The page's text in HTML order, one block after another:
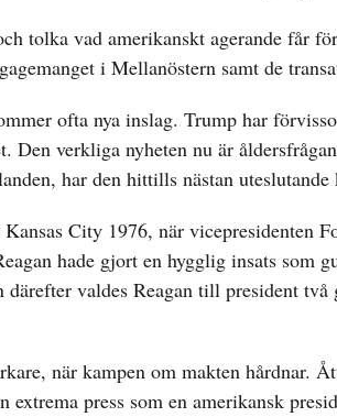
tolka vad amerikanskt agerande får
i Mellanöstern samt de
ofta nya inslag. Trump har
verkliga nyheten nu är
har den hittills nästan
City 1976, när vicepresidenten
hade gjort en hygglig insats
valdes Reagan till president
när kampen om makten hårdnar.
press som en amerikansk